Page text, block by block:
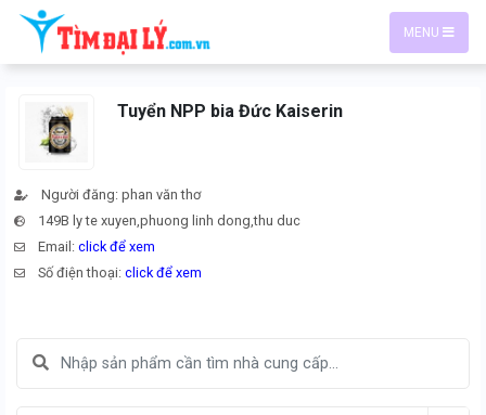
MENU
Tuyển NPP bia Đức Kaiserin
Người đăng: phan văn thơ
149B ly te xuyen,phuong linh dong,thu duc
Email:click để xem
Số điện thoại:click để xem